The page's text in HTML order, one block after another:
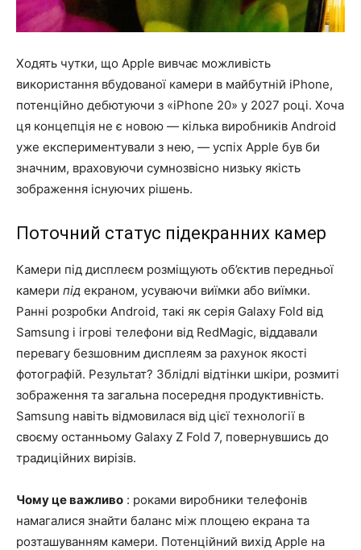
Ходять чутки, що Apple вивчає можливість
використання вбудованої камери в майбутній iPhone,
потенційно дебютуючи з «iPhone 20» у 2027 році. Хоча
ця концепція не є новою — кілька виробників Android
уже експериментували з нею, — успіх Apple був би
значним, враховуючи сумнозвісно низьку якість
зображення існуючих рішень.
Поточний статус підекранних камер
Камери під дисплеєм розміщують об’єктив передньої
камери під екраном, усуваючи виїмки або виїмки.
Ранні розробки Android, такі як серія Galaxy Fold від
Samsung і ігрові телефони від RedMagic, віддавали
перевагу безшовним дисплеям за рахунок якості
фотографій. Результат? Зблідлі відтінки шкіри, розмиті
зображення та загальна посередня продуктивність.
Samsung навіть відмовилася від цієї технології в
своєму останньому Galaxy Z Fold 7, повернувшись до
традиційних вирізів.
Чому це важливо : роками виробники телефонів
намагалися знайти баланс між площею екрана та
розташуванням камери. Потенційний вихід Apple на